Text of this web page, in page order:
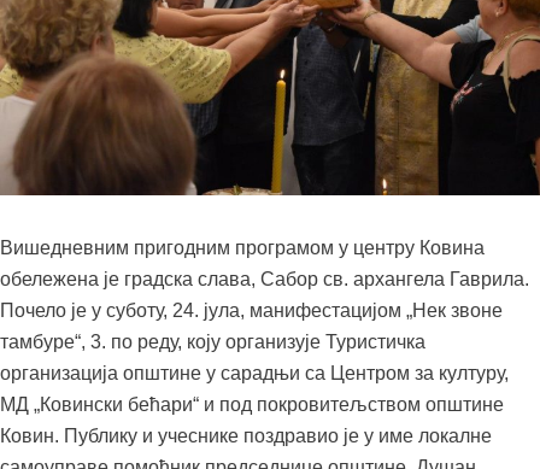
Вишедневним пригодним програмом у центру Ковина
обележена је градска слава, Сабор св. архангела Гаврила.
Почело је у суботу, 24. јула, манифестацијом „Нек звоне
тамбуре“, 3. по реду, коју организује Туристичка
организација општине у сарадњи са Центром за културу,
МД „Ковински бећари“ и под покровитељством општине
Ковин. Публику и учеснике поздравио је у име локалне